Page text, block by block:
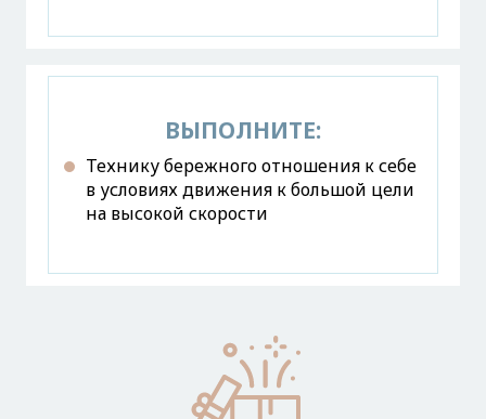
ВЫПОЛНИТЕ:
Технику бережного отношения к себе
в условиях движения к большой цели
на высокой скорости